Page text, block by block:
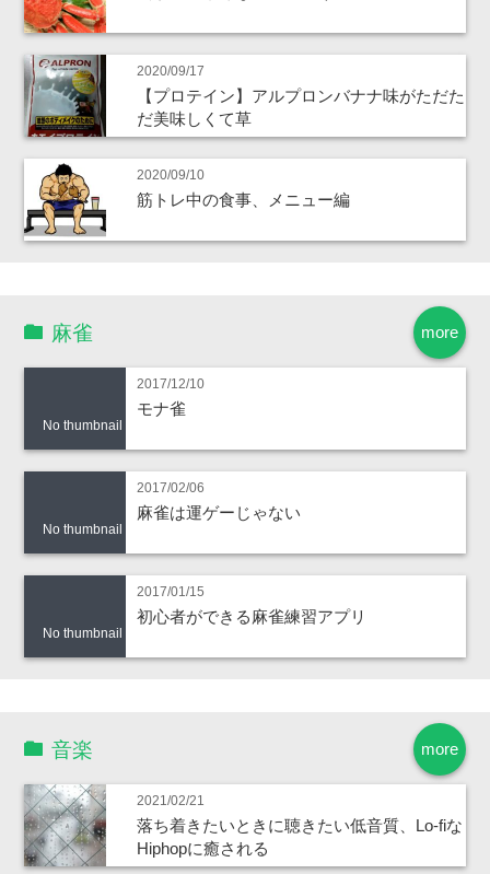
2020/09/17
【プロテイン】アルプロンバナナ味がただた
だ美味しくて草
2020/09/10
筋トレ中の食事、メニュー編
more
麻雀
No thumbnail
2017/12/10
モナ雀
No thumbnail
2017/02/06
麻雀は運ゲーじゃない
No thumbnail
2017/01/15
初心者ができる麻雀練習アプリ
more
音楽
2021/02/21
落ち着きたいときに聴きたい低音質、Lo-fiな
Hiphopに癒される